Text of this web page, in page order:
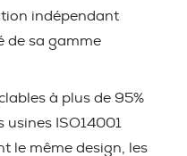
indépendant
de sa gamme
à plus de 95%
ISO14001
le même design, les